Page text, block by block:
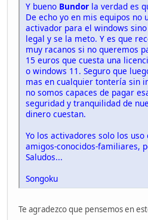
Y bueno Bundor la verdad es
De echo yo en mis equipos no
activador para el windows
legal y se la meto. Y es que
muy racanos si no queremos
15 euros que cuesta una
o windows 11. Seguro que
mas en cualquier tontería sin
no somos capaces de pagar
seguridad y tranquilidad de
dinero cuestan.
Yo los activadores solo los
amigos-conocidos-familiares,
Saludos...
Songoku
Te agradezco que pensemos en